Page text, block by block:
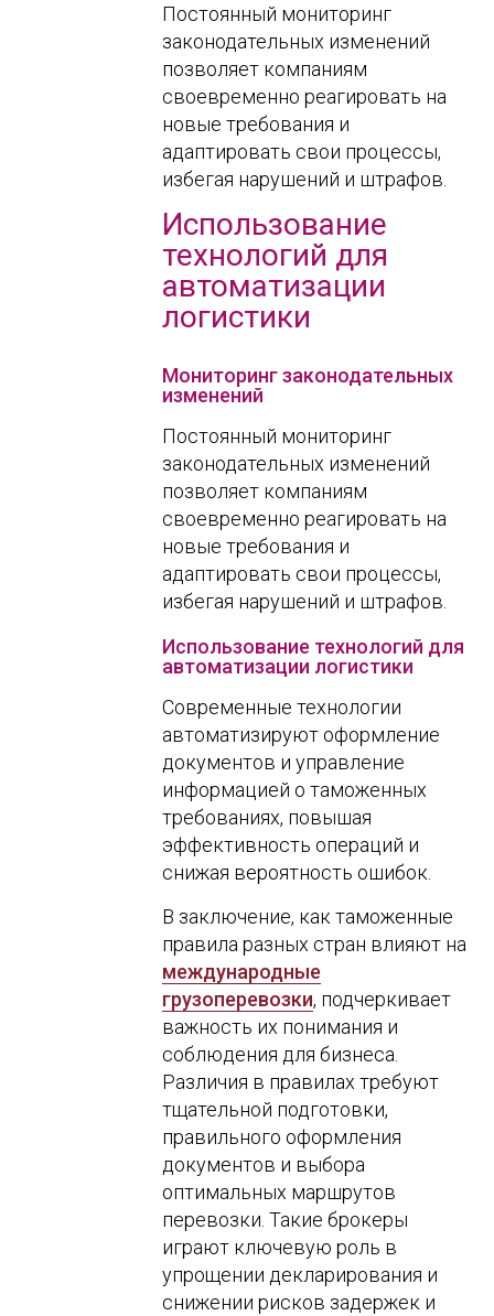
Постоянный мониторинг
законодательных изменений
позволяет компаниям
своевременно реагировать на
новые требования и
адаптировать свои процессы,
избегая нарушений и штрафов.
Использование
технологий для
автоматизации
логистики
Мониторинг законодательных
изменений
Постоянный мониторинг
законодательных изменений
позволяет компаниям
своевременно реагировать на
новые требования и
адаптировать свои процессы,
избегая нарушений и штрафов.
Использование технологий для
автоматизации логистики
Современные технологии
автоматизируют оформление
документов и управление
информацией о таможенных
требованиях, повышая
эффективность операций и
снижая вероятность ошибок.
В заключение, как таможенные
правила разных стран влияют на
международные
грузоперевозки, подчеркивает
важность их понимания и
соблюдения для бизнеса.
Различия в правилах требуют
тщательной подготовки,
правильного оформления
документов и выбора
оптимальных маршрутов
перевозки. Такие брокеры
играют ключевую роль в
упрощении декларирования и
снижении рисков задержек и